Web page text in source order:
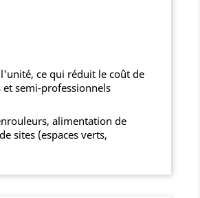
ce qui réduit le coût de
semi-professionnels
alimentation de
sites (espaces verts,